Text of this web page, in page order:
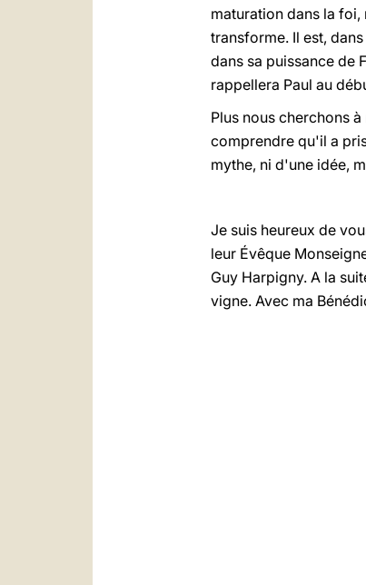
maturation dans la
transforme. Il est,
dans sa puissance de
rappellera Paul au
Plus nous cherchons
comprendre qu'il a
mythe, ni d'une idée,
Je suis heureux de
leur Évêque
Guy Harpigny. A la
vigne. Avec ma